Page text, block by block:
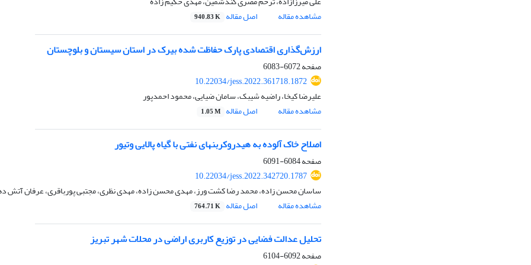
مشاهده مقاله
اصل مقاله 940.83 K
ارزش‌گذاری اقتصادی پارک حفاظت شده بیرک در استان سیستان و بلوچستان
صفحه6072-6083
10.22034/jess.2022.361718.1872
علیرضا کیخا، راضیه شیبک، سامان ضیایی، محمود احمدپور
مشاهده مقاله
اصل مقاله 1.05 M
اصلاح خاک آلوده به هیدروکربنهای نفتی با گیاه پالایی وتیور
صفحه6084-6091
10.22034/jess.2022.342720.1787
ساسان محسن زاده، محمد رضا کشت ورز، مهدی محسن زاده، مهدی نظری، مجتبی پورباقری، عرفان آتش
مشاهده مقاله
اصل مقاله 764.71 K
تحلیل عدالت فضایی در توزیع کاربری اراضی در محلات شهر تبریز
صفحه6092-6104